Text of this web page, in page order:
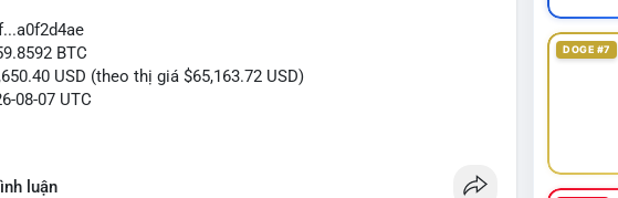
BTC
USD (theo thị giá $65,163.72 USD)
08-07 UTC
vi của Cá voi dựa trên giao dịch này (chuyển dịch lượng lớn coin,
luận
DOGE #7